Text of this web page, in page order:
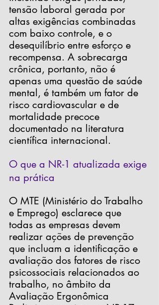
tensão laboral gerada por
altas exigências combinadas
com baixo controle, e o
desequilíbrio entre esforço e
recompensa. A sobrecarga
crônica, portanto, não é
apenas uma questão de saúde
mental, é também um fator de
risco cardiovascular e de
mortalidade precoce
documentado na literatura
científica internacional.
O que a NR-1 atualizada exige
na prática
O MTE (Ministério do Trabalho
e Emprego) esclarece que
todas as empresas devem
realizar ações de prevenção
que incluam a identificação e
avaliação dos fatores de risco
psicossociais relacionados ao
trabalho, no âmbito da
Avaliação Ergonômica